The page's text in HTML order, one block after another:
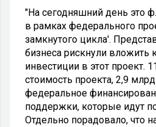
"На сегодняшний день это
в рамках федерального
замкнутого цикла'.
бизнеса рискнули вложить
инвестиции в этот проект.
стоимость проекта, 2,9
федеральное
поддержки, которые идут
Отдельно порадовало, что